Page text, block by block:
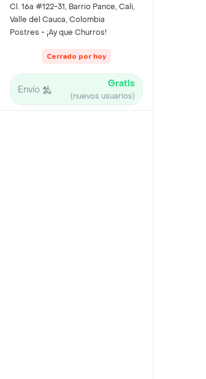
Cl. 16a #122-31, Barrio Pance, Cali,
Valle del Cauca, Colombia
Postres - ¡Ay que Churros!
Cerrado por hoy
Envío Gratis
(nuevos usuarios)